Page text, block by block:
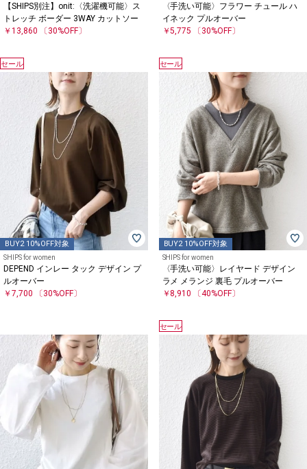
【SHIPS別注】onit:〈洗濯機可能〉ス
トレッチ ボーダー 3WAY カットソー
￥13,860 〔30%OFF〕
〈手洗い可能〉フラワー チュール ハ
イネック プルオーバー
￥5,775
〔30%OFF〕
セール
BUY2 10%OFF対象
SHIPS for women
DEPEND インレー タック デザイン プ
ルオーバー
￥7,700 〔30%OFF〕
セール
BUY2 10%OFF対象
SHIPS for women
〈手洗い可能〉レイヤード デザイン
ラメ メランジ 裏毛 プルオーバー
￥8,910
〔40%OFF〕
セール